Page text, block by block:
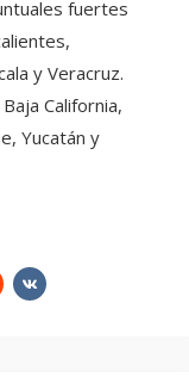
fuertes
y Veracruz.
California,
Yucatán y